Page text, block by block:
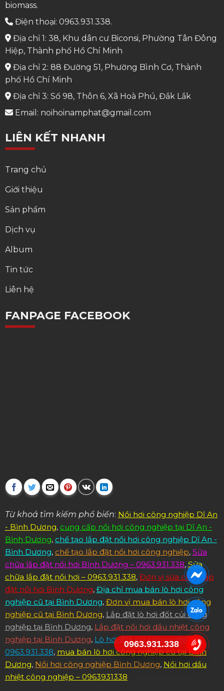
biomass.
Điện thoại: 0963.931.338.
Địa chỉ 1: 38, Khu dân cư Biconsi, Phường Tân Đông
Hiệp, Thành phố Hồ Chí Minh
Địa chỉ 2: 88 Đường 51, Phường Bình Cơ, Thành
phố Hồ Chí Minh
Địa chỉ 3: Số 98, Thôn 6, Xã Hoà Phú, Đắk Lắk
Email: noihoinamphat@gmail.com
LIÊN KẾT NHANH
Trang chủ
Giới thiệu
Sản phẩm
Dịch vụ
Album
Tin tức
Liên hệ
FANPAGE FACEBOOK
Từ khoá tìm kiếm phổ biến: Nồi hơi công nghiệp Dĩ An
- Bình Dương, cung cấp nồi hơi công nghiệp tại Dĩ An -
Bình Dương, chế tạo lắp đặt nồi hơi công nghiệp Dĩ An -
Bình Dương, chế tạo lắp đặt nồi hơi công nghiệp, Sửa
chữa lắp đặt nồi hơi Bình Dương – 0963.931.338,Sửa
chữa lắp đặt nồi hơi – 0963.931.338, Đơn vị sửa chữa lắp
đặt nồi hơi Bình Dương, Địa chỉ mua bán lò hơi công
nghiệp cũ tại Bình Dương, Đơn vị mua bán lò hơi công
nghiệp cũ tại Bình Dương, Lắp đặt lò hơi đốt củi công
nghiệp tại Bình Dương, Lắp đặt nồi hơi dầu nhiệt công
nghiệp tại Bình Dương, Lò hơi đốt củi công nghiệp –
0963.931.338, mua bán lò hơi công nghiệp cũ tại Bình
Dương, Nồi hơi công nghiệp Bình Dương, Nồi hơi dầu
nhiệt công nghiệp – 0963931338
0963.931.338